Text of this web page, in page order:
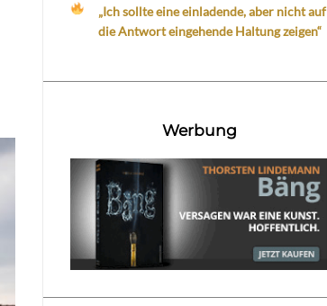
„Ich sollte eine einladende, aber nicht auf
die Antwort eingehende Haltung zeigen“
Werbung